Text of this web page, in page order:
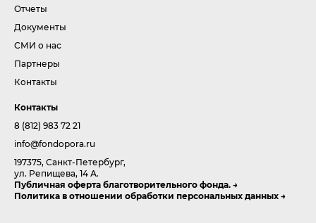
Отчеты
Документы
СМИ о нас
Партнеры
Контакты
Контакты
8 (812) 983 72 21
info@fondopora.ru
197375, Санкт-Петербург,
ул. Репищева, 14 А.
Публичная оферта благотворительного фонда.
Политика в отношении обработки персональных данных